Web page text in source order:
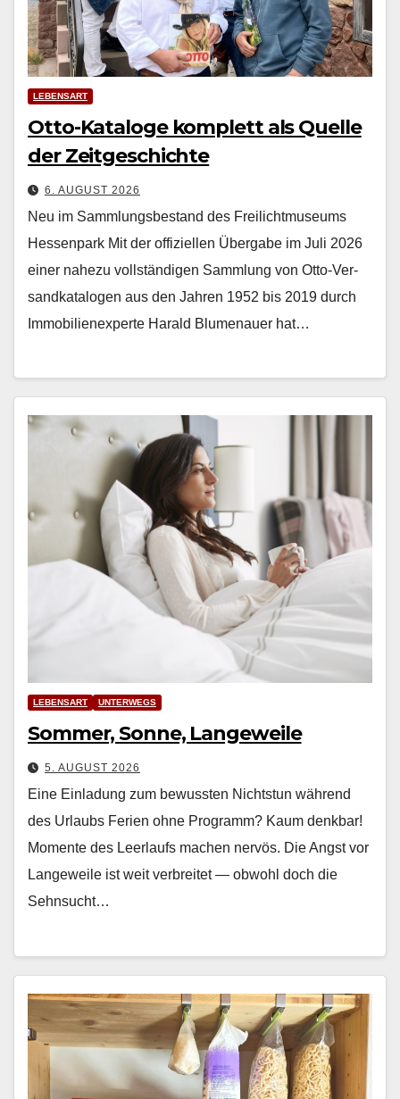
LEBENSART
Otto-Kataloge komplett als Quelle
der Zeitgeschichte
6. AUGUST 2026
Neu im Sammlungsbestand des Freilichtmuseums
Hessenpark Mit der offiziellen Über­gabe im Juli 2026
ein­er nahezu voll­ständi­gen Samm­lung von Otto-Ver­
sand­kat­a­lo­gen aus den Jahren 1952 bis 2019 durch
Immo­bilienex­perte Har­ald Blu­me­nauer hat…
LEBENSART UNTERWEGS
Sommer, Sonne, Langeweile
5. AUGUST 2026
Eine Einladung zum bewussten Nichtstun während
des Urlaubs Ferien ohne Pro­gramm? Kaum denkbar!
Momente des Leer­laufs machen nervös. Die Angst vor
Langeweile ist weit ver­bre­it­et — obwohl doch die
Sehn­sucht…